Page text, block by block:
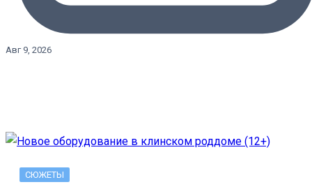
Авг 9, 2026
СЮЖЕТЫ